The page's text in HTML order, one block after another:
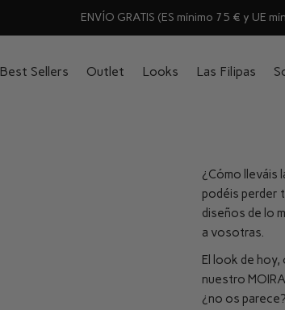
ENVÍO GRATIS (ES mínimo 75 € y UE
Best Sellers Outlet Looks Las Filipas
¿Cómo lleváis
podéis perder
diseños de lo
a vosotras.
El look de
nuestro
¿no os